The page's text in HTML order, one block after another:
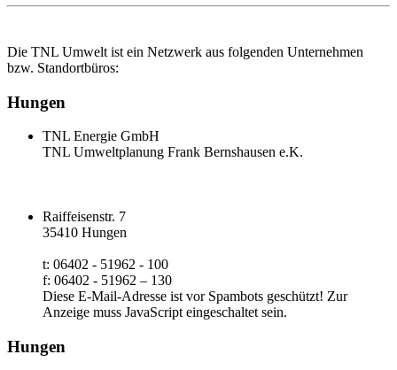
Die TNL Umwelt ist ein Netzwerk aus folgenden Unternehmen
bzw. Standortbüros:
Hungen
TNL Energie GmbH
TNL Umweltplanung Frank Bernshausen e.K.
Raiffeisenstr. 7
35410 Hungen
t: 06402 - 51962 - 100
f: 06402 - 51962 – 130
Diese E-Mail-Adresse ist vor Spambots geschützt! Zur
Anzeige muss JavaScript eingeschaltet sein.
Hungen